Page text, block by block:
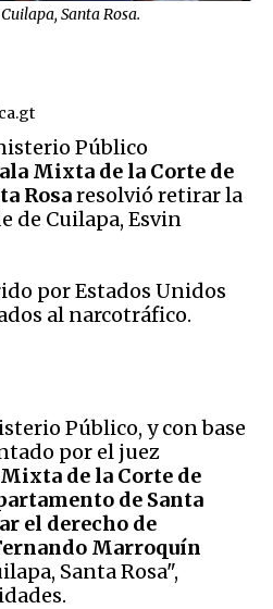
Santa Rosa.
Público
Mixta de la Corte de
Rosaresolvió retirar la
de Cuilapa, Esvin
por Estados Unidos
al narcotráfico.
Público, y con base
por el juez
de la Corte de
de Santa
el derecho de
Marroquín
Santa Rosa",